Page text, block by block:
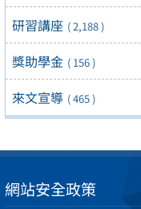
研習講座 ( 2,188 )
獎助學金 ( 156 )
來文宣導 ( 465 )
網站安全政策